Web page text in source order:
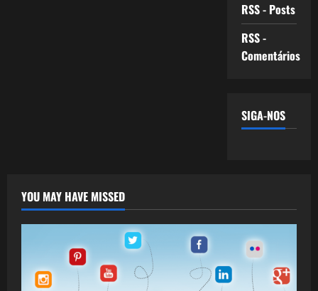
RSS - Posts
RSS -
Comentários
SIGA-NOS
YOU MAY HAVE MISSED